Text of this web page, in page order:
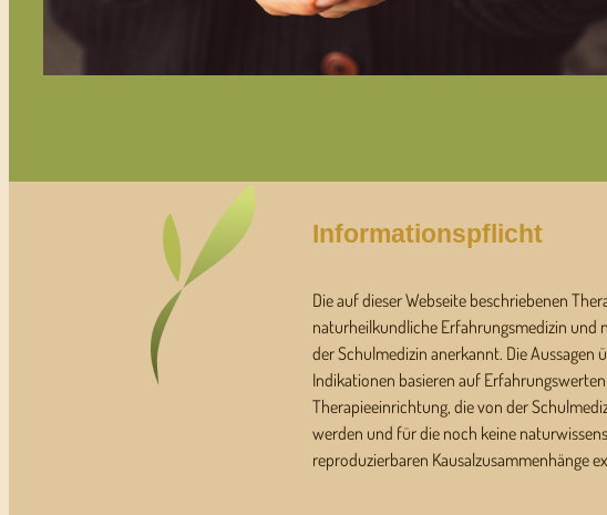
Informationspflicht
Die auf dieser Webseite beschriebenen
naturheilkundliche Erfahrungsmedizin und
der Schulmedizin anerkannt. Die Aussagen
Indikationen basieren auf
Therapieeinrichtung, die von der
werden und für die noch keine
reproduzierbaren Kausalzusammenhänge